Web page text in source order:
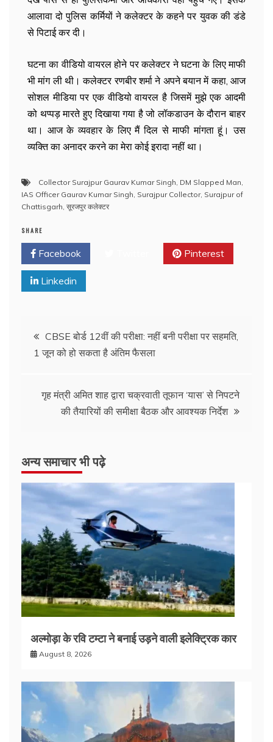
आलावा दो पुलिस कर्मियों ने कलेक्टर के कहने पर युवक की डंडे
से पिटाई कर दी।
घटना का वीडियो वायरल होने पर कलेक्टर ने घटना के लिए माफी
भी मांग ली थी। कलेक्टर रणबीर शर्मा ने अपने बयान में कहा, आज
सोशल मीडिया पर एक वीडियो वायरल है जिसमें मुझे एक आदमी
को थप्पड़ मारते हुए दिखाया गया है जो लॉकडाउन के दौरान बाहर
था। आज के व्यवहार के लिए मैं दिल से माफी मांगता हूं। उस
व्यक्ति का अनादर करने का मेरा कोई इरादा नहीं था।
Collector Surajpur Gaurav Kumar Singh, DM Slapped Man,
IAS Officer Gaurav Kumar Singh, Surajpur Collector, Surajpur of
Chattisgarh, सूरजपुर कलेक्टर
SHARE
Facebook Pinterest
Linkedin
CBSE बोर्ड 12वीं की परीक्षा: नहीं बनी परीक्षा पर सहमति,
1 जून को हो सकता है अंतिम फैसला
गृह मंत्री अमित शाह द्वारा चक्रवाती तूफान ‘यास’ से निपटने
की तैयारियों की समीक्षा बैठक और आवश्यक निर्देश
अन्य समाचार भी पढ़े
अल्मोड़ा के रवि टम्टा ने बनाई उड़ने वाली इलेक्ट्रिक कार
August 8, 2026